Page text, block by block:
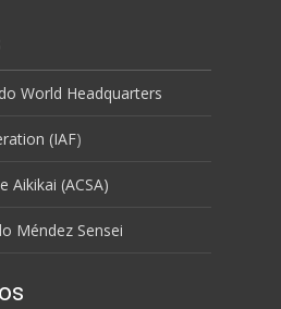
World Headquarters
(IAF)
Aikikai (ACSA)
Méndez Sensei